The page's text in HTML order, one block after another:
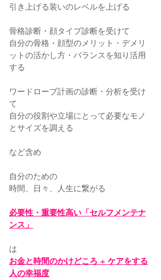
引き上げる装いのレベルを上げる
骨格診断・顔タイプ診断を受けて
自分の骨格・顔型のメリット・デメリ
ットの活かし方・バランスを知り活用
する
ワードローブ計画の診断・分析を受け
て
自分の役割や立場にとって必要なモノ
とサイズを調える
など含め
自分のための
時間、日々、人生に繋がる
必要性・重要性高い「セルフメンテナ
ンス」
は
お金と時間のかけどころ + ケアをする
人の幸福度